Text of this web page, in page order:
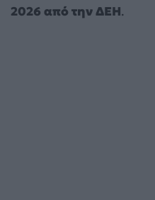
2026 από την ΔΕΗ.